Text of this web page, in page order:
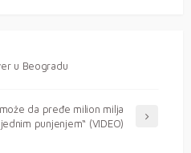
u Beogradu
da pređe milion milja
jednim punjenjem“ (VIDEO)